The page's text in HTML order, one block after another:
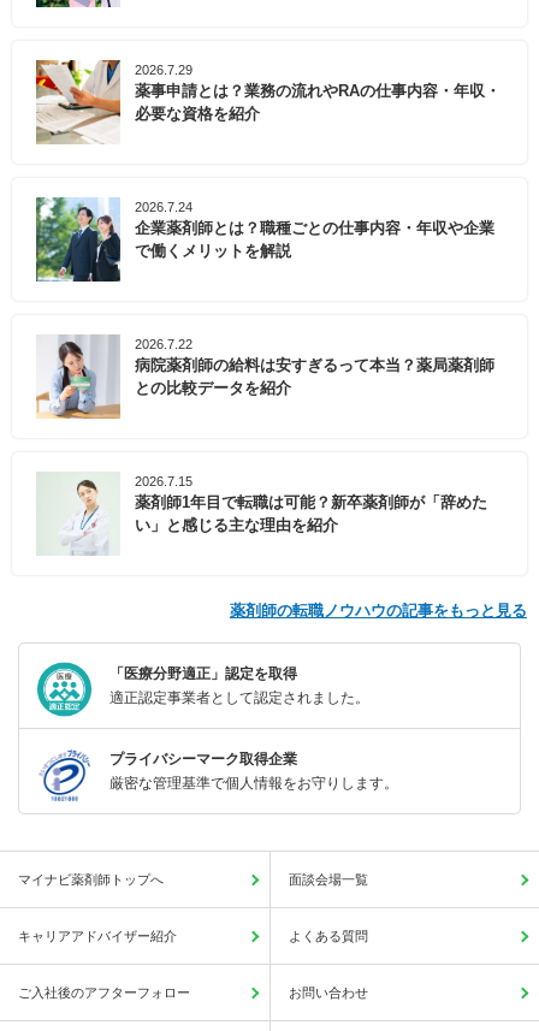
2026.7.29
薬事申請とは？業務の流れやRAの仕事内容・年収・
必要な資格を紹介
2026.7.24
企業薬剤師とは？職種ごとの仕事内容・年収や企業
で働くメリットを解説
2026.7.22
病院薬剤師の給料は安すぎるって本当？薬局薬剤師
との比較データを紹介
2026.7.15
薬剤師1年目で転職は可能？新卒薬剤師が「辞めた
い」と感じる主な理由を紹介
薬剤師の転職ノウハウの記事をもっと見る
「医療分野適正」認定を取得
適正認定事業者として認定されました。
プライバシーマーク取得企業
厳密な管理基準で個人情報をお守りします。
マイナビ薬剤師トップへ 面談会場一覧
キャリアアドバイザー紹介 よくある質問
ご入社後のアフターフォロー お問い合わせ